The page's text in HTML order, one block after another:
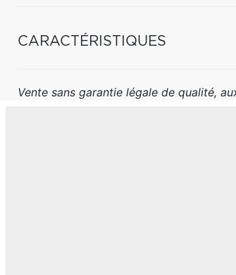
CARACTÉRISTIQUES
Vente sans garantie légale de qualité,